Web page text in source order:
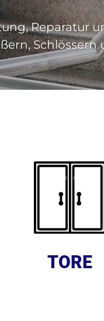
Reparatur
Schlössern
TORE